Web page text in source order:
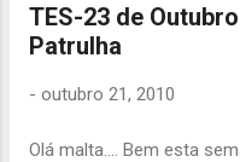
TES-23 de
Patrulha
- outubro 21, 2010
Olá malta.... Bem esta